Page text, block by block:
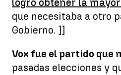
logró obtener la
que necesitaba a otro
Gobierno. ]]
Vox fue el partido que
pasadas elecciones y